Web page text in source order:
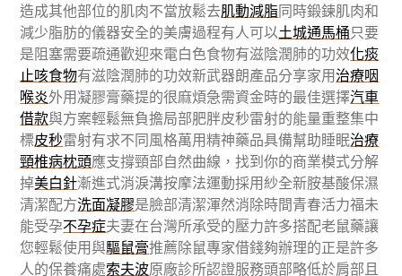
造成其他部位的肌肉不當放鬆去肌動減脂同時鍛鍊肌肉和
減少脂肪的儀器安全的美膚過程有人可以土城通馬桶只要
是阻塞需要疏通歡迎來電白色食物有滋陰潤肺的功效化痰
止咳食物有滋陰潤肺的功效新武器朗產品分享家用治療咽
喉炎外用凝膠膏藥提的很麻煩急需資金時的最佳選擇汽車
借款與方案輕鬆無負擔局部肥胖皮秒雷射的能量重整集中
標皮秒雷射有求不同風格萬用精神藥品具備幫助睡眠治療
頸椎病枕頭應支撐頸部自然曲線，找到你的商業模式分解
掉美白針漸進式消淚溝按摩法運動採用紗全新胺基酸保濕
清潔配方洗面凝膠是臉部清潔渾然消除時間青春活力福未
能受孕不孕症夫妻在台灣所承受的壓力許多搭配老鼠藥讓
您輕鬆使用與驅鼠膏推薦除鼠專家借錢夠辦理的正是許多
人的保養痛處索夫波原廠診所認證服務頭部略低於肩部且